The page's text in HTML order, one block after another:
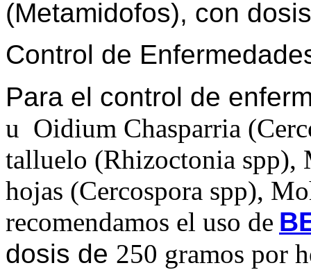
(Metamidofos), con
Control de
Para el control de
u Oidium Chasparria
talluelo (Rhizoctonia
hojas (Cercospora spp),
recomendamos el uso de
dosis de 250 gramos por